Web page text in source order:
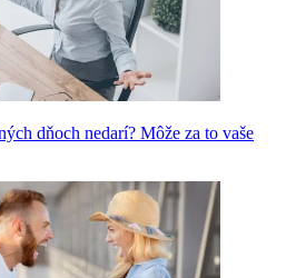
dňoch nedarí? Môže za to vaše